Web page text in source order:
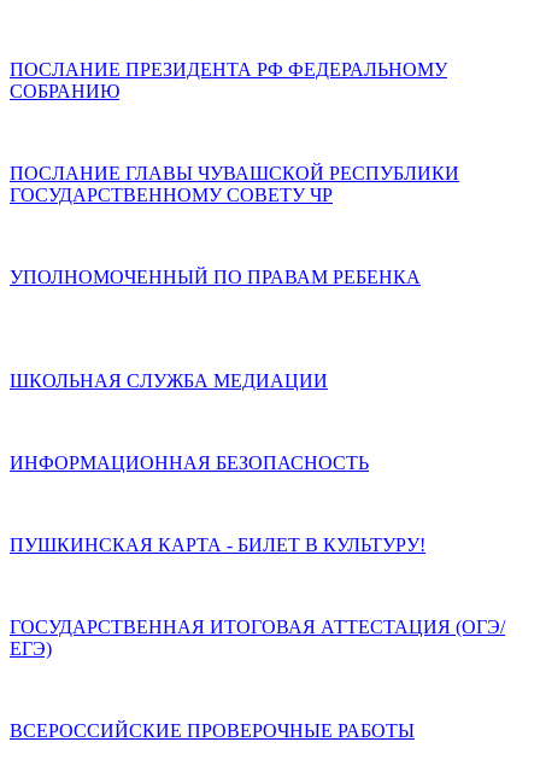
ПОСЛАНИЕ ПРЕЗИДЕНТА РФ ФЕДЕРАЛЬНОМУ
СОБРАНИЮ
ПОСЛАНИЕ ГЛАВЫ ЧУВАШСКОЙ РЕСПУБЛИКИ
ГОСУДАРСТВЕННОМУ СОВЕТУ ЧР
УПОЛНОМОЧЕННЫЙ ПО ПРАВАМ РЕБЕНКА
ШКОЛЬНАЯ СЛУЖБА МЕДИАЦИИ
ИНФОРМАЦИОННАЯ БЕЗОПАСНОСТЬ
ПУШКИНСКАЯ КАРТА - БИЛЕТ В КУЛЬТУРУ!
ГОСУДАРСТВЕННАЯ ИТОГОВАЯ АТТЕСТАЦИЯ (ОГЭ/
ЕГЭ)
ВСЕРОССИЙСКИЕ ПРОВЕРОЧНЫЕ РАБОТЫ